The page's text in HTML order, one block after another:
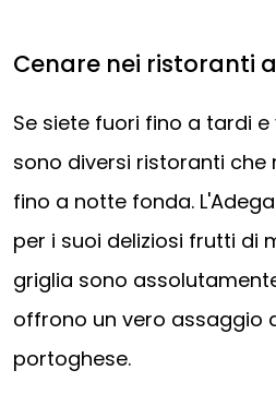
Cenare nei ristoranti
Se siete fuori fino a tardi e
sono diversi ristoranti
fino a notte fonda.
per i suoi deliziosi frutti di
griglia sono
offrono un vero assaggio
portoghese.